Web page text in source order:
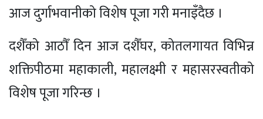
आज दुर्गाभवानीको विशेष पूजा गरी मनाइँदैछ ।
दशैँको आठौँ दिन आज दशैँघर, कोतलगायत विभिन्न
शक्तिपीठमा महाकाली, महालक्ष्मी र महासरस्वतीको
विशेष पूजा गरिन्छ ।